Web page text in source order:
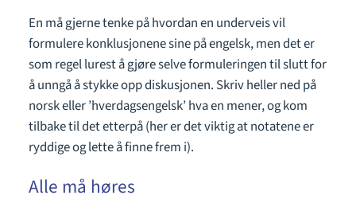
En må gjerne tenke på hvordan en underveis vil
formulere konklusjonene sine på engelsk, men det er
som regel lurest å gjøre selve formuleringen til slutt for
å unngå å stykke opp diskusjonen. Skriv heller ned på
norsk eller ’hverdagsengelsk’ hva en mener, og kom
tilbake til det etterpå (her er det viktig at notatene er
ryddige og lette å finne frem i).
Alle må høres